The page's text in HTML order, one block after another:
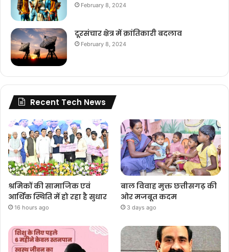
February 8, 2024
दूरसंचार क्षेत्र में क्रांतिकारी बदलाव
February 8, 2024
Recent Tech News
श्रमिकों की सामाजिक एवं
आर्थिक स्थिति में हो रहा है सुधार
16 hours ago
बाल विवाह मुक्त छत्तीसगढ़ की
ओर मजबूत कदम
3 days ago